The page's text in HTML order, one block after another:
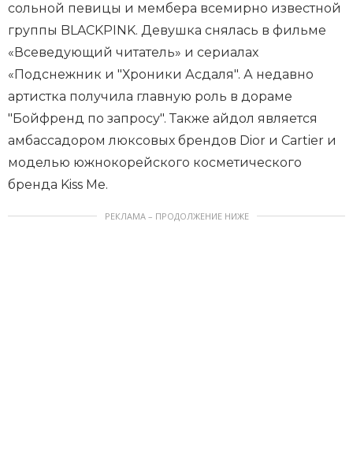
сольной певицы и мембера всемирно известной
группы BLACKPINK. Девушка снялась в фильме
«Всеведующий читатель» и сериалах
«Подснежник и "Хроники Асдаля". А недавно
артистка получила главную роль в дораме
"Бойфренд по запросу". Также айдол является
амбассадором люксовых брендов Dior и Cartier и
моделью южнокорейского косметического
бренда Kiss Me.
РЕКЛАМА – ПРОДОЛЖЕНИЕ НИЖЕ